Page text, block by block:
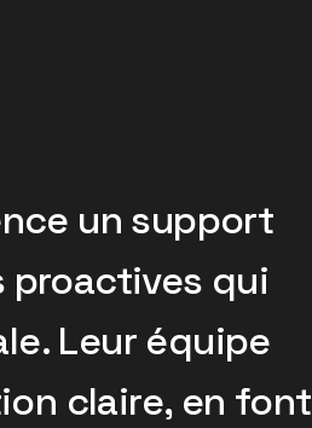
un support
proactives qui
Leur équipe
claire, en font